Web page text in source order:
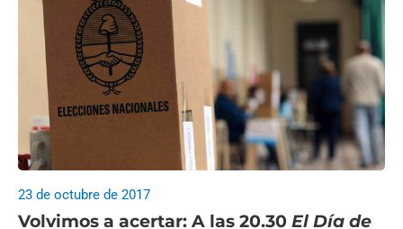
Volvimos a acertar: A las 20.30 El Día de
23 de octubre de 2017